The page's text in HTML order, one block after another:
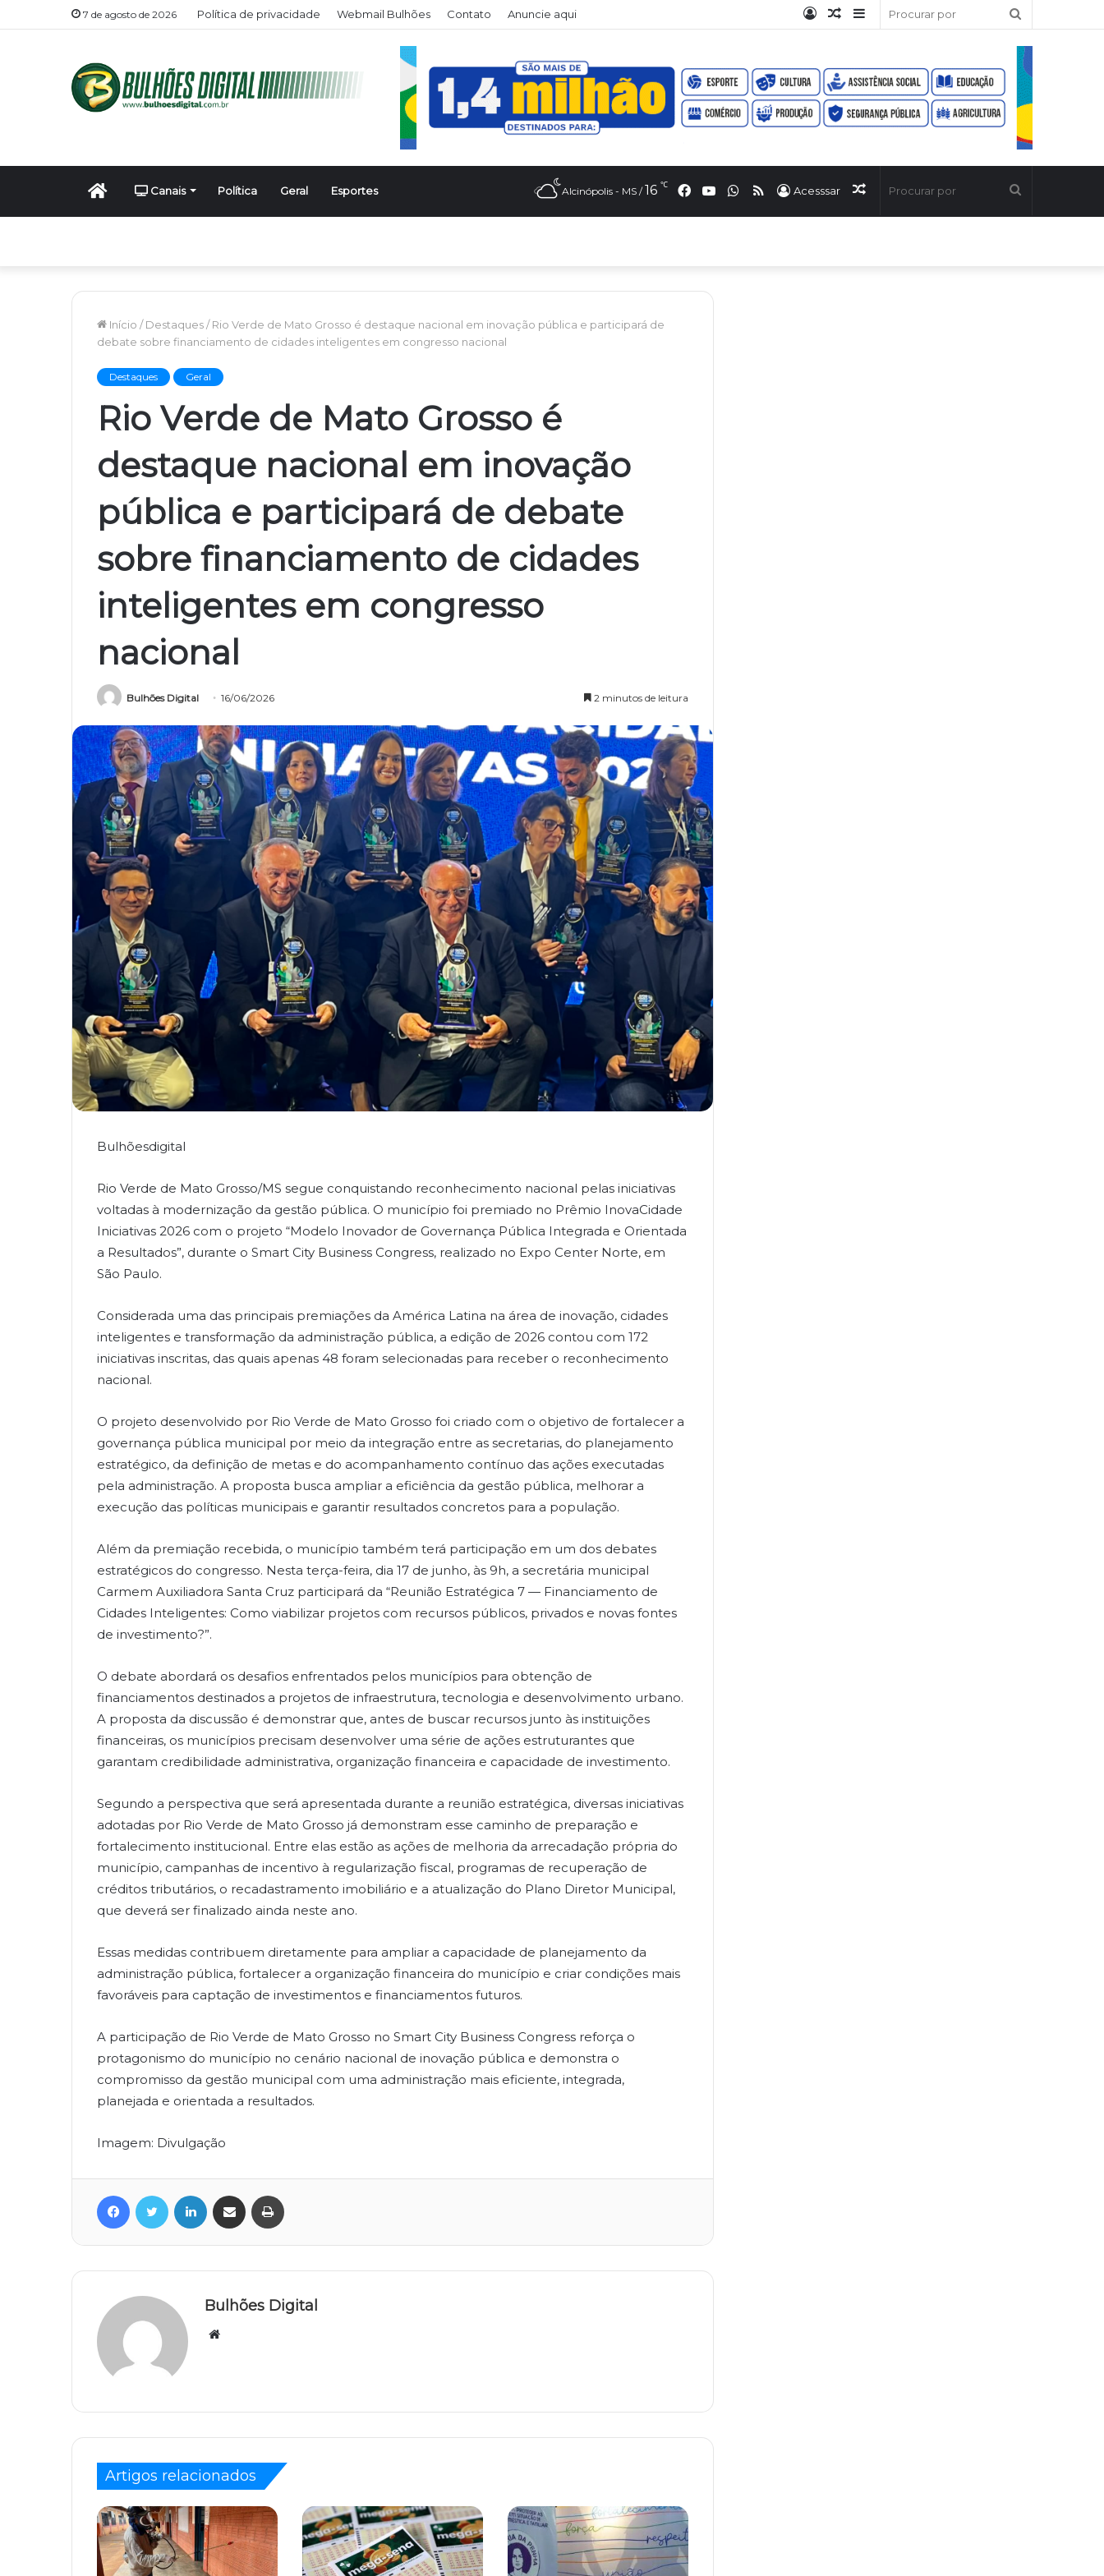
7 de agosto de 2026 Política de privacidade Webmail Bulhões Contato Anuncie aqui
por
Barra
Artigo
Entrar
Início Canais Política Geral Esportes Artigo
Acesssar
RSS
WhatsApp
YouTube
Facebook
Alcinópolis - MS / 16 ℃
Início / Destaques/ Rio Verde de Mato Grosso é destaque nacional em inovação pública e participará de
debate sobre financiamento de cidades inteligentes em congresso nacional
Destaques Geral
Rio Verde de Mato Grosso é
destaque nacional em inovação
pública e participará de debate
sobre financiamento de cidades
inteligentes em congresso
nacional
Bulhões Digital 16/06/2026 2 minutos de leitura
Bulhõesdigital
Rio Verde de Mato Grosso/MS segue conquistando reconhecimento nacional pelas iniciativas
voltadas à modernização da gestão pública. O município foi premiado no Prêmio InovaCidade
Iniciativas 2026 com o projeto “Modelo Inovador de Governança Pública Integrada e Orientada
a Resultados”, durante o Smart City Business Congress, realizado no Expo Center Norte, em
São Paulo.
Considerada uma das principais premiações da América Latina na área de inovação, cidades
inteligentes e transformação da administração pública, a edição de 2026 contou com 172
iniciativas inscritas, das quais apenas 48 foram selecionadas para receber o reconhecimento
nacional.
O projeto desenvolvido por Rio Verde de Mato Grosso foi criado com o objetivo de fortalecer a
governança pública municipal por meio da integração entre as secretarias, do planejamento
estratégico, da definição de metas e do acompanhamento contínuo das ações executadas
pela administração. A proposta busca ampliar a eficiência da gestão pública, melhorar a
execução das políticas municipais e garantir resultados concretos para a população.
Além da premiação recebida, o município também terá participação em um dos debates
estratégicos do congresso. Nesta terça-feira, dia 17 de junho, às 9h, a secretária municipal
Carmem Auxiliadora Santa Cruz participará da “Reunião Estratégica 7 — Financiamento de
Cidades Inteligentes: Como viabilizar projetos com recursos públicos, privados e novas fontes
de investimento?”.
O debate abordará os desafios enfrentados pelos municípios para obtenção de
financiamentos destinados a projetos de infraestrutura, tecnologia e desenvolvimento urbano.
A proposta da discussão é demonstrar que, antes de buscar recursos junto às instituições
financeiras, os municípios precisam desenvolver uma série de ações estruturantes que
garantam credibilidade administrativa, organização financeira e capacidade de investimento.
Segundo a perspectiva que será apresentada durante a reunião estratégica, diversas iniciativas
adotadas por Rio Verde de Mato Grosso já demonstram esse caminho de preparação e
fortalecimento institucional. Entre elas estão as ações de melhoria da arrecadação própria do
município, campanhas de incentivo à regularização fiscal, programas de recuperação de
créditos tributários, o recadastramento imobiliário e a atualização do Plano Diretor Municipal,
que deverá ser finalizado ainda neste ano.
Essas medidas contribuem diretamente para ampliar a capacidade de planejamento da
administração pública, fortalecer a organização financeira do município e criar condições mais
favoráveis para captação de investimentos e financiamentos futuros.
A participação de Rio Verde de Mato Grosso no Smart City Business Congress reforça o
protagonismo do município no cenário nacional de inovação pública e demonstra o
compromisso da gestão municipal com uma administração mais eficiente, integrada,
planejada e orientada a resultados.
Imagem: Divulgação
FacebookTwitter Linkedin Compartilhar via e-mail
Bulhões Digital
Website
Artigos relacionados